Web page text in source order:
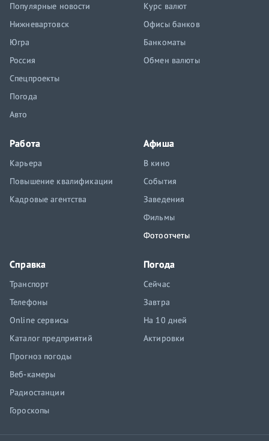
Популярные новости
Нижневартовск
Югра
Россия
Спецпроекты
Погода
Авто
Курс валют
Офисы банков
Банкоматы
Обмен валюты
Работа
Карьера
Повышение квалификации
Кадровые агентства
Афиша
В кино
События
Заведения
Фильмы
Фотоотчеты
Справка
Транспорт
Телефоны
Online сервисы
Каталог предприятий
Прогноз погоды
Веб-камеры
Радиостанции
Гороскопы
Погода
Сейчас
Завтра
На 10 дней
Актировки